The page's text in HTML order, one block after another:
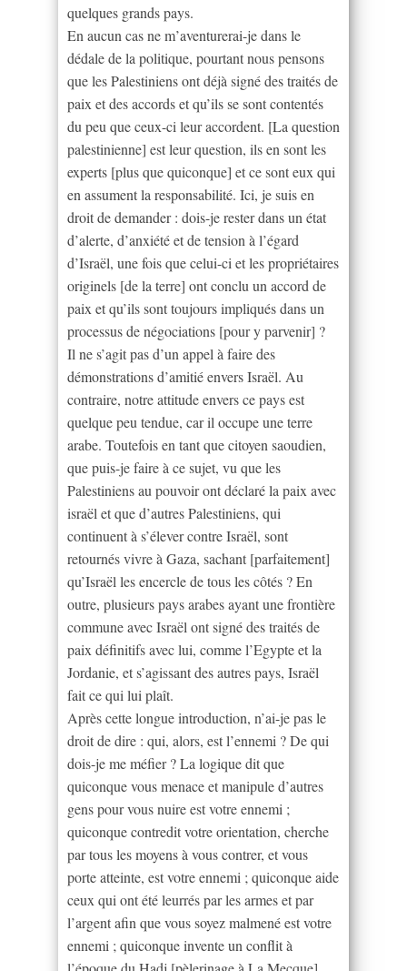
quelques grands pays.
En aucun cas ne m’aventurerai-je dans le
dédale de la politique, pourtant nous pensons
que les Palestiniens ont déjà signé des traités de
paix et des accords et qu’ils se sont contentés
du peu que ceux-ci leur accordent. [La question
palestinienne] est leur question, ils en sont les
experts [plus que quiconque] et ce sont eux qui
en assument la responsabilité. Ici, je suis en
droit de demander : dois-je rester dans un état
d’alerte, d’anxiété et de tension à l’égard
d’Israël, une fois que celui-ci et les propriétaires
originels [de la terre] ont conclu un accord de
paix et qu’ils sont toujours impliqués dans un
processus de négociations [pour y parvenir] ?
Il ne s’agit pas d’un appel à faire des
démonstrations d’amitié envers Israël. Au
contraire, notre attitude envers ce pays est
quelque peu tendue, car il occupe une terre
arabe. Toutefois en tant que citoyen saoudien,
que puis-je faire à ce sujet, vu que les
Palestiniens au pouvoir ont déclaré la paix avec
israël et que d’autres Palestiniens, qui
continuent à s’élever contre Israël, sont
retournés vivre à Gaza, sachant [parfaitement]
qu’Israël les encercle de tous les côtés ? En
outre, plusieurs pays arabes ayant une frontière
commune avec Israël ont signé des traités de
paix définitifs avec lui, comme l’Egypte et la
Jordanie, et s’agissant des autres pays, Israël
fait ce qui lui plaît.
Après cette longue introduction, n’ai-je pas le
droit de dire : qui, alors, est l’ennemi ? De qui
dois-je me méfier ? La logique dit que
quiconque vous menace et manipule d’autres
gens pour vous nuire est votre ennemi ;
quiconque contredit votre orientation, cherche
par tous les moyens à vous contrer, et vous
porte atteinte, est votre ennemi ; quiconque aide
ceux qui ont été leurrés par les armes et par
l’argent afin que vous soyez malmené est votre
ennemi ; quiconque invente un conflit à